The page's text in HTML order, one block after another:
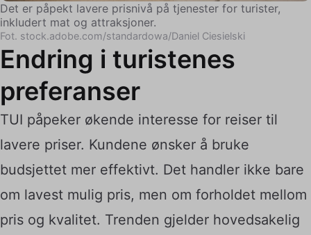
Det er påpekt lavere prisnivå på tjenester for turister,
inkludert mat og attraksjoner.
Fot. stock.adobe.com/standardowa/Daniel Ciesielski
Endring i turistenes
preferanser
TUI påpeker økende interesse for reiser til
lavere priser. Kundene ønsker å bruke
budsjettet mer effektivt. Det handler ikke bare
om lavest mulig pris, men om forholdet mellom
pris og kvalitet. Trenden gjelder hovedsakelig